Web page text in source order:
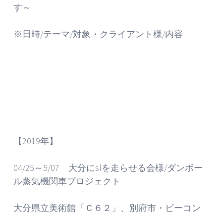
す～
※日時/テーマ/対象・クライアント様/内容
【2019年】
04/25～5/07 大分にslを走らせる会様/ダンボー
ル蒸気機関車プロジェクト
大分県立美術館「Ｃ６２」、別府市・ビーコン